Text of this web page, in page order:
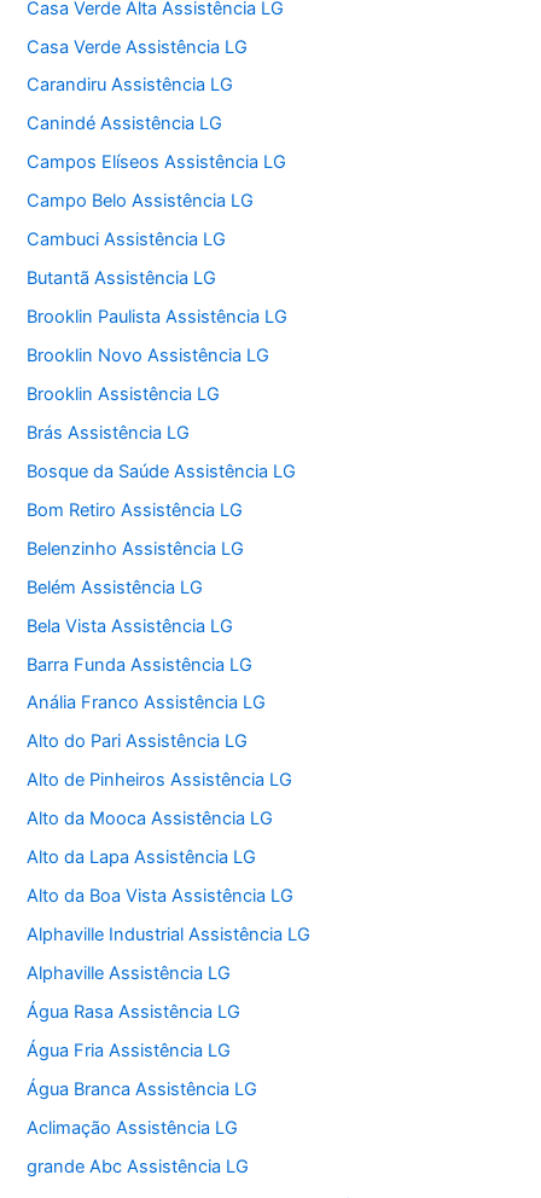
Casa Verde Alta Assistência LG
Casa Verde Assistência LG
Carandiru Assistência LG
Canindé Assistência LG
Campos Elíseos Assistência LG
Campo Belo Assistência LG
Cambuci Assistência LG
Butantã Assistência LG
Brooklin Paulista Assistência LG
Brooklin Novo Assistência LG
Brooklin Assistência LG
Brás Assistência LG
Bosque da Saúde Assistência LG
Bom Retiro Assistência LG
Belenzinho Assistência LG
Belém Assistência LG
Bela Vista Assistência LG
Barra Funda Assistência LG
Anália Franco Assistência LG
Alto do Pari Assistência LG
Alto de Pinheiros Assistência LG
Alto da Mooca Assistência LG
Alto da Lapa Assistência LG
Alto da Boa Vista Assistência LG
Alphaville Industrial Assistência LG
Alphaville Assistência LG
Água Rasa Assistência LG
Água Fria Assistência LG
Água Branca Assistência LG
Aclimação Assistência LG
grande Abc Assistência LG